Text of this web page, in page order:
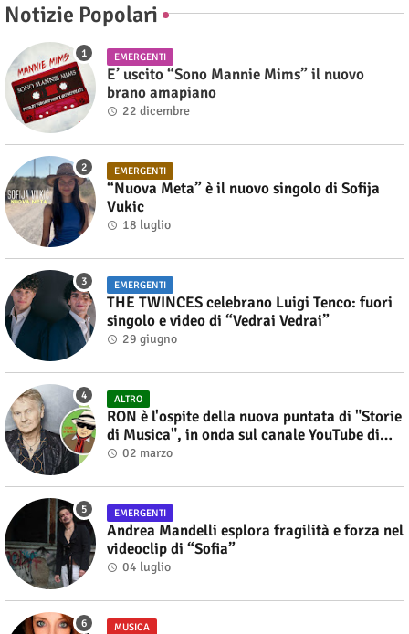
Notizie Popolari
EMERGENTI
E’ uscito “Sono Mannie Mims” il nuovo
brano amapiano
22 dicembre
EMERGENTI
“Nuova Meta” è il nuovo singolo di Sofija
Vukic
18 luglio
EMERGENTI
THE TWINCES celebrano Luigi Tenco: fuori
singolo e video di “Vedrai Vedrai”
29 giugno
ALTRO
RON è l'ospite della nuova puntata di "Storie
di Musica", in onda sul canale YouTube di
Alberto Salerno
02 marzo
EMERGENTI
Andrea Mandelli esplora fragilità e forza nel
videoclip di “Sofia”
04 luglio
MUSICA